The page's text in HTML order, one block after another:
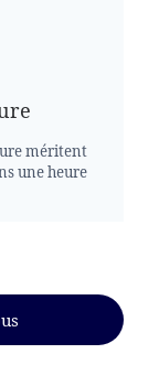
méritent
une heure